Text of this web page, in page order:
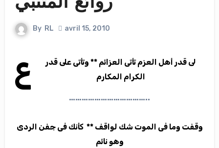
By RL avril 15, 2010
ع
لى قدر أهل العزم تأتى العزائم ** وتأتى على قدر
الكرام المكارم
………………………………..
وقفت وما فى الموت شك لواقف ** كأنك فى جفن الردى
وهو نائم